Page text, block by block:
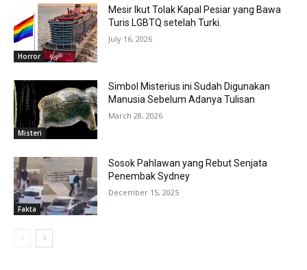
Horror
Mesir Ikut Tolak Kapal Pesiar yang Bawa
Turis LGBTQ setelah Turki.
July 16, 2026
Misteri
Simbol Misterius ini Sudah Digunakan
Manusia Sebelum Adanya Tulisan
March 28, 2026
Fakta
Sosok Pahlawan yang Rebut Senjata
Penembak Sydney
December 15, 2025